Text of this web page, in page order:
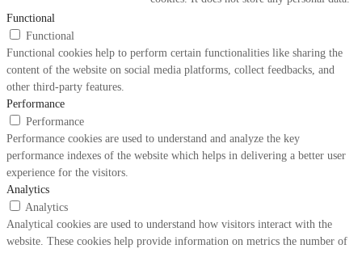
Functional
Functional
Functional cookies help to perform certain functionalities like sharing the
content of the website on social media platforms, collect feedbacks, and
other third-party features.
Performance
Performance
Performance cookies are used to understand and analyze the key
performance indexes of the website which helps in delivering a better user
experience for the visitors.
Analytics
Analytics
Analytical cookies are used to understand how visitors interact with the
website. These cookies help provide information on metrics the number of